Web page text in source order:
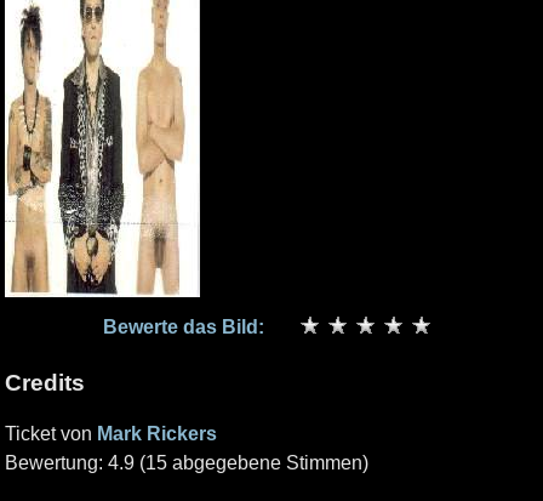
Bewerte das Bild:
Credits
Ticket von Mark Rickers
Bewertung: 4.9 (15 abgegebene Stimmen)